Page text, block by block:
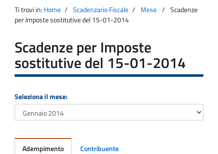
Agenzia
Entrate
principale
Ti trovi in: Home Scadenzario Fiscale Mese
Scadenze
per Imposte sostitutive del 15-01-2014
Scadenze per Imposte
sostitutive del 15-01-2014
Seleziona il mese:
Adempimento Contribuente